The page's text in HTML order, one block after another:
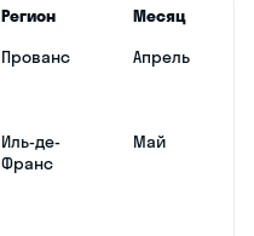
Регион
Месяц
Прованс Апрель
Иль-де-
Франс
Май